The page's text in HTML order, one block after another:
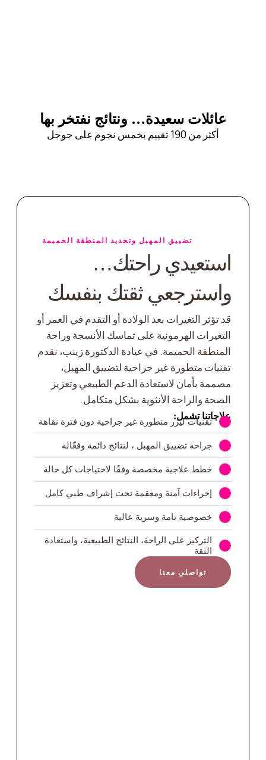
عائلات سعيدة… ونتائج نفتخر بها
أكثر من 190 تقييم بخمس نجوم على جوجل
تضييق المهبل وتجديد المنطقة الحميمة
استعيدي راحتك…
واسترجعي ثقتك بنفسك
قد تؤثر التغيرات بعد الولادة أو التقدم في العمر أو
التغيرات الهرمونية على تماسك الأنسجة وراحة
المنطقة الحميمة. في عيادة الدكتورة زينب، نقدم
تقنيات متطورة غير جراحية لتضييق المهبل،
مصممة بأمان لاستعادة الدعم الطبيعي وتعزيز
الصحة والراحة الأنثوية بشكل متكامل.
علاجاتنا تشمل:
تقنيات ليزر متطورة غير جراحية دون فترة نقاهة
جراحة تضييق المهبل ، لنتائج دائمة وفعّالة
خطط علاجية مخصصة وفقًا لاحتياجات كل حالة
إجراءات آمنة ومعقمة تحت إشراف طبي كامل
خصوصية تامة وسرية عالية
التركيز على الراحة، النتائج الطبيعية، واستعادة
الثقة
تواصلي معنا